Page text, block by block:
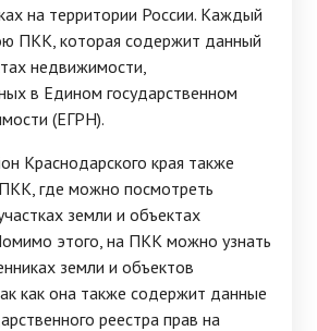
на территории России. Каждый
ПКК, которая содержит данный
недвижимости,
в Едином государственном
(ЕГРН).
Краснодарского края также
где можно посмотреть
земли и объектах
этого, на ПКК можно узнать
земли и объектов
как она также содержит данные
реестра прав на